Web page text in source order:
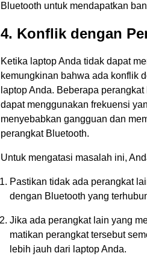
Bluetooth untuk mendapatkan
4. Konflik dengan
Ketika laptop Anda tidak dapat
kemungkinan bahwa ada konflik
laptop Anda. Beberapa
dapat menggunakan frekuensi
menyebabkan gangguan dan
perangkat Bluetooth.
Untuk mengatasi masalah ini,
Pastikan tidak ada perangkat
dengan Bluetooth yang
Jika ada perangkat lain yang
matikan perangkat tersebut
lebih jauh dari laptop Anda.